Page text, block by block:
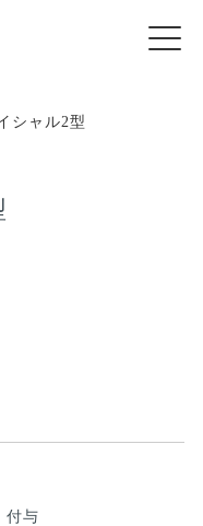
シャル2型
付与